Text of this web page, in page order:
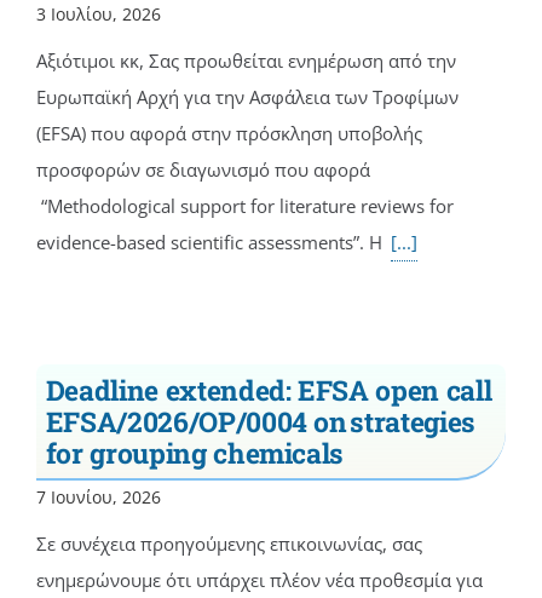
3 Ιουλίου, 2026
Αξιότιμοι κκ, Σας προωθείται ενημέρωση από την
Ευρωπαϊκή Αρχή για την Ασφάλεια των Τροφίμων
(EFSA) που αφορά στην πρόσκληση υποβολής
προσφορών σε διαγωνισμό που αφορά
“Methodological support for literature reviews for
evidence-based scientific assessments”. Η [...]
Deadline extended: EFSA open call
EFSA/2026/OP/0004 on strategies
for grouping chemicals
7 Ιουνίου, 2026
Σε συνέχεια προηγούμενης επικοινωνίας, σας
ενημερώνουμε ότι υπάρχει πλέον νέα προθεσμία για